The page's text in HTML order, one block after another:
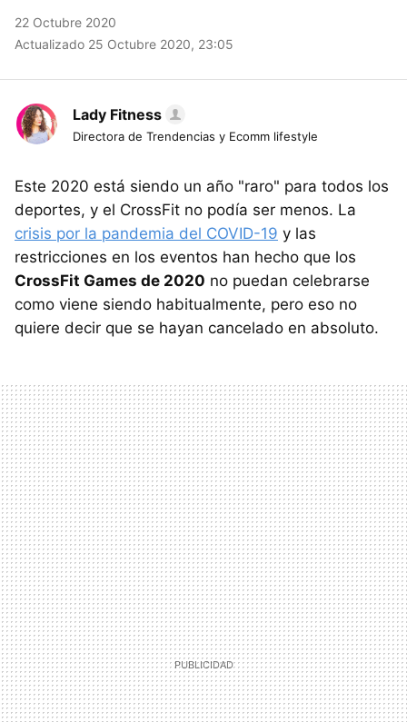
22 Octubre 2020
Actualizado 25 Octubre 2020, 23:05
Lady Fitness
Directora de Trendencias y Ecomm lifestyle
Este 2020 está siendo un año "raro" para todos los
deportes, y el CrossFit no podía ser menos. La
crisis por la pandemia del COVID-19 y las
restricciones en los eventos han hecho que los
CrossFit Games de 2020 no puedan celebrarse
como viene siendo habitualmente, pero eso no
quiere decir que se hayan cancelado en absoluto.